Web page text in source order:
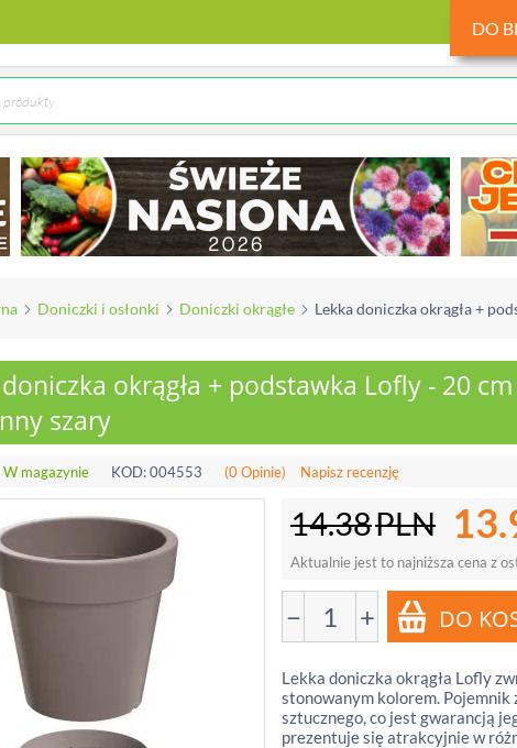
DO
Doniczki i osłonki Doniczki okrągłe Lekka doniczka okrągła +
okrągła + podstawka Lofly - 20
szary
W magazynie KOD:004553 (0 Opinie) Napisz recenzję
14.38PLN
Aktualnie jest to najniższa cena z
− +
Lekka doniczka okrągła Lofly
stonowanym kolorem.
sztucznego, co jest gwarancją
prezentuje się atrakcyjnie w